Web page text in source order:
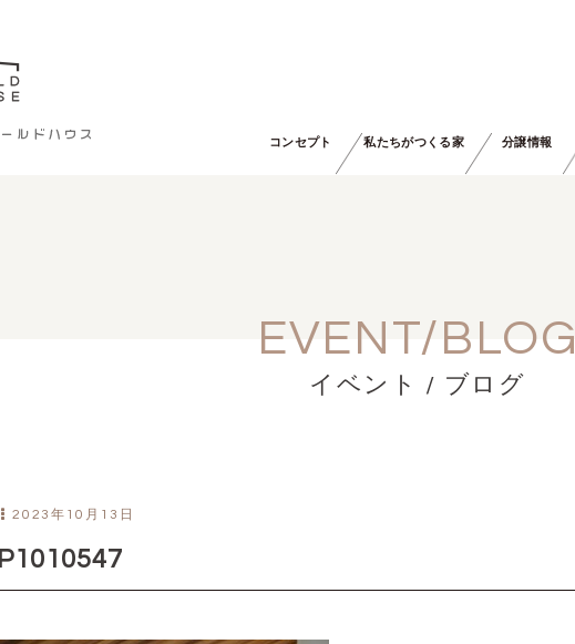
コンセプト 私たちがつくる家 分譲情報
EVENT/BLOG
イベント / ブログ
2023年10月13日
P1010547